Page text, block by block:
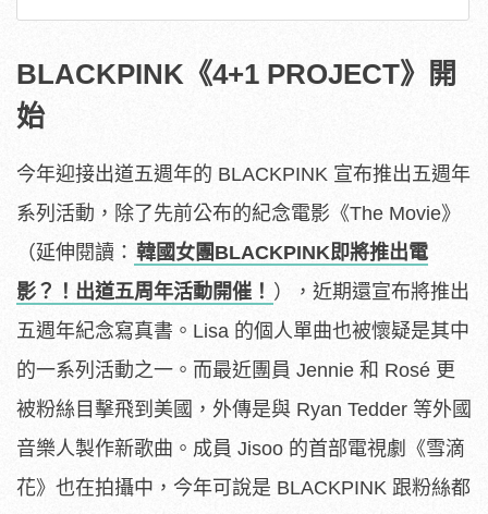
BLACKPINK《4+1 PROJECT》開
始
今年迎接出道五週年的 BLACKPINK 宣布推出五週年
系列活動，除了先前公布的紀念電影《The Movie》
（延伸閱讀： 韓國女團BLACKPINK即將推出電
影？！出道五周年活動開催！ ），近期還宣布將推出
五週年紀念寫真書。Lisa 的個人單曲也被懷疑是其中
的一系列活動之一。而最近團員 Jennie 和 Rosé 更
被粉絲目擊飛到美國，外傳是與 Ryan Tedder 等外國
音樂人製作新歌曲。成員 Jisoo 的首部電視劇《雪滴
花》也在拍攝中，今年可說是 BLACKPINK 跟粉絲都